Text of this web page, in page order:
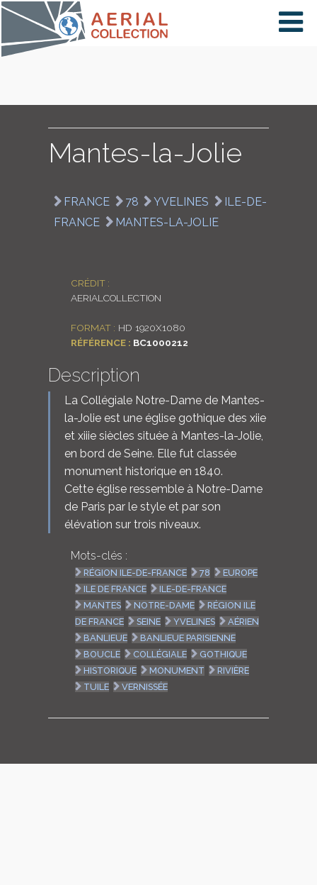
×
PAYS
CARTE
Mantes-la-Jolie
FRANCE 78 YVELINES
ILE-DE-
FRANCE
MANTES-LA-JOLIE
CRÉDIT :
AERIALCOLLECTION
FORMAT : HD 1920X1080
RÉFÉRENCE : BC1000212
Description
La Collégiale Notre-Dame de Mantes-
la-Jolie est une église gothique des xiie
et xiiie siècles située à Mantes-la-Jolie,
en bord de Seine. Elle fut classée
monument historique en 1840.
Cette église ressemble à Notre-Dame
de Paris par le style et par son
élévation sur trois niveaux.
Mots-clés :
RÉGION ILE-DE-FRANCE 78
EUROPE
ILE DE FRANCE
ILE-DE-FRANCE
MANTES
NOTRE-DAME
RÉGION ILE
DE FRANCE
SEINE YVELINES
AÉRIEN
BANLIEUE
BANLIEUE PARISIENNE
BOUCLE
COLLÉGIALE
GOTHIQUE
HISTORIQUE
MONUMENT
RIVIÈRE
TUILE
VERNISSÉE